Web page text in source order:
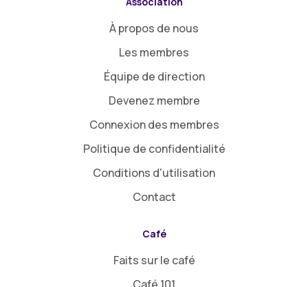
À propos de nous
Les membres
Équipe de direction
Devenez membre
Connexion des membres
Politique de confidentialité
Conditions d'utilisation
Contact
Café
Faits sur le café